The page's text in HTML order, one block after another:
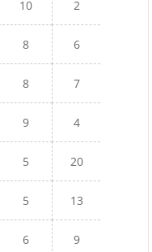
10 2
8 6
8 7
9 4
5 20
5 13
6 9